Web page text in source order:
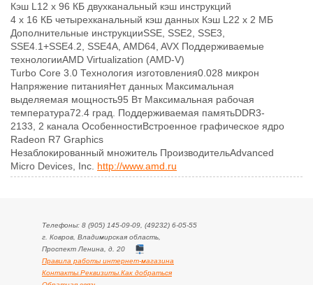
Кэш L12 x 96 КБ двухканальный кэш инструкций
4 x 16 КБ четырехканальный кэш данных Кэш L22 x 2 МБ
Дополнительные инструкцииSSE, SSE2, SSE3,
SSE4.1+SSE4.2, SSE4A, AMD64, AVX Поддерживаемые
технологииAMD Virtualization (AMD-V)
Turbo Core 3.0 Технология изготовления0.028 микрон
Напряжение питанияНет данных Максимальная
выделяемая мощность95 Вт Максимальная рабочая
температура72.4 град. Поддерживаемая памятьDDR3-
2133, 2 канала ОсобенностиВстроенное графическое ядро
Radeon R7 Graphics
Незаблокированный множитель ПроизводительAdvanced
Micro Devices, Inc. http://www.amd.ru
Телефоны: 8 (905) 145-09-09, (49232) 6-05-55
г. Ковров, Владимирская область,
Проспект Ленина, д. 20
Правила работы интернет-магазина
Контакты.Реквизиты.Как добраться